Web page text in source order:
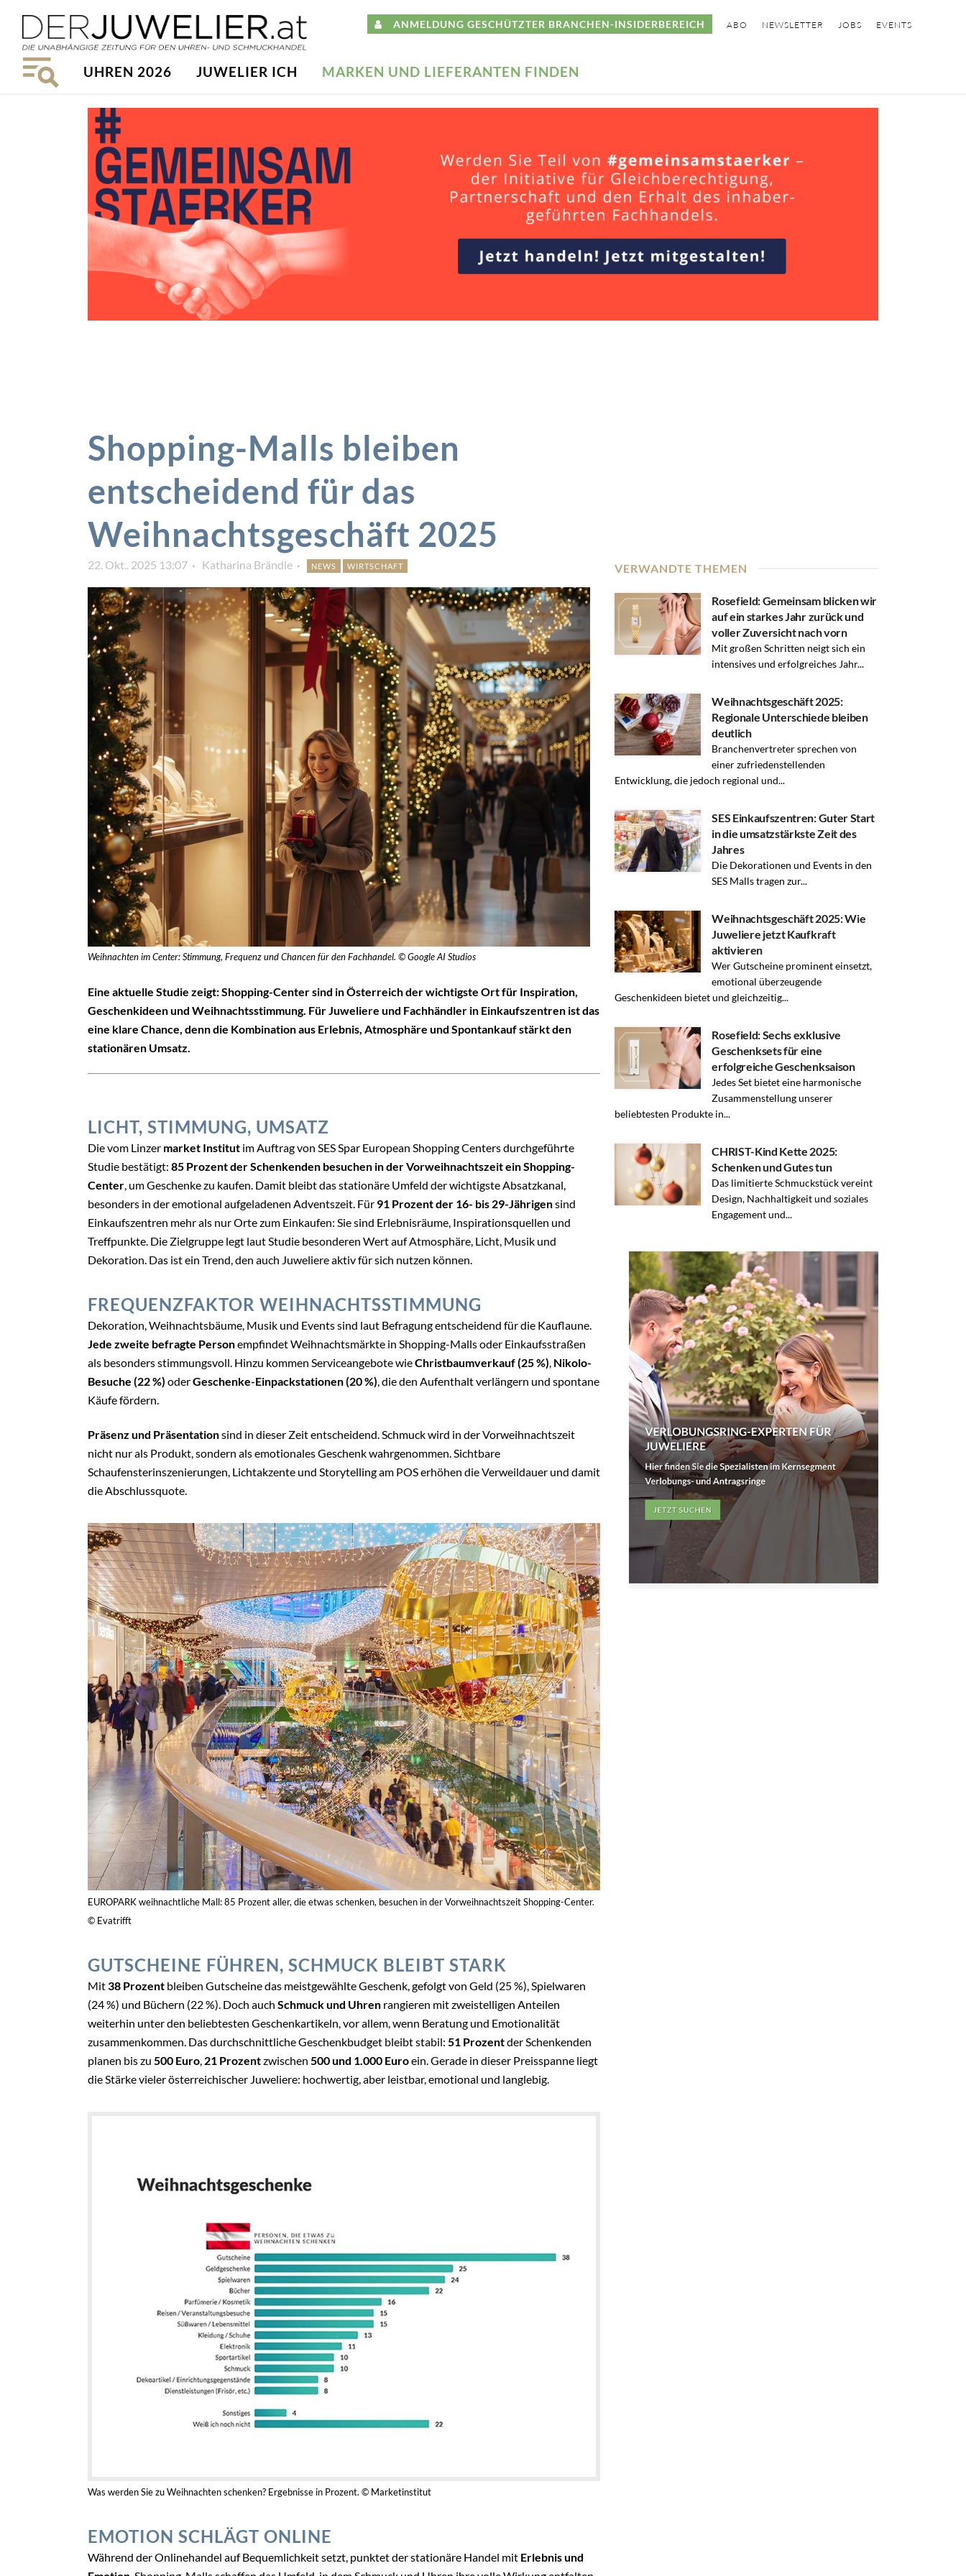
ANMELDUNG GESCHÜTZTER BRANCHEN-INSIDERBEREICH ABO NEWSLETTER JOBS EVENTS
UHREN 2026 JUWELIER ICH MARKEN UND LIEFERANTEN FINDEN
Shopping-Malls bleiben
entscheidend für das
Weihnachtsgeschäft 2025
22. Okt.. 2025 13:07 Katharina Brändle NEWS WIRTSCHAFT
Weihnachten im Center: Stimmung, Frequenz und Chancen für den Fachhandel. © Google AI Studios
Eine aktuelle Studie zeigt: Shopping-Center sind in Österreich der wichtigste Ort für Inspiration,
Geschenkideen und Weihnachtsstimmung. Für Juweliere und Fachhändler in Einkaufszentren ist das
eine klare Chance, denn die Kombination aus Erlebnis, Atmosphäre und Spontankauf stärkt den
stationären Umsatz.
LICHT, STIMMUNG, UMSATZ
Die vom Linzer market Institut im Auftrag von SES Spar European Shopping Centers durchgeführte
Studie bestätigt: 85 Prozent der Schenkenden besuchen in der Vorweihnachtszeit ein Shopping-
Center, um Geschenke zu kaufen. Damit bleibt das stationäre Umfeld der wichtigste Absatzkanal,
besonders in der emotional aufgeladenen Adventszeit. Für 91 Prozent der 16- bis 29-Jährigensind
Einkaufszentren mehr als nur Orte zum Einkaufen: Sie sind Erlebnisräume, Inspirationsquellen und
Treffpunkte. Die Zielgruppe legt laut Studie besonderen Wert auf Atmosphäre, Licht, Musik und
Dekoration. Das ist ein Trend, den auch Juweliere aktiv für sich nutzen können.
FREQUENZFAKTOR WEIHNACHTSSTIMMUNG
Dekoration, Weihnachtsbäume, Musik und Events sind laut Befragung entscheidend für die Kauflaune.
Jede zweite befragte Personempfindet Weihnachtsmärkte in Shopping-Malls oder Einkaufsstraßen
als besonders stimmungsvoll. Hinzu kommen Serviceangebote wieChristbaumverkauf (25 %), Nikolo-
Besuche (22 %) oderGeschenke-Einpackstationen (20 %), die den Aufenthalt verlängern und spontane
Käufe fördern.
Präsenz und Präsentationsind in dieser Zeit entscheidend. Schmuck wird in der Vorweihnachtszeit
nicht nur als Produkt, sondern als emotionales Geschenk wahrgenommen. Sichtbare
Schaufensterinszenierungen, Lichtakzente und Storytelling am POS erhöhen die Verweildauer und damit
die Abschlussquote.
EUROPARK weihnachtliche Mall: 85 Prozent aller, die etwas schenken, besuchen in der Vorweihnachtszeit Shopping-Center.
© Evatrifft
GUTSCHEINE FÜHREN, SCHMUCK BLEIBT STARK
Mit38 Prozent bleiben Gutscheine das meistgewählte Geschenk, gefolgt von Geld (25 %), Spielwaren
(24 %) und Büchern (22 %). Doch auch Schmuck und Uhren rangieren mit zweistelligen Anteilen
weiterhin unter den beliebtesten Geschenkartikeln, vor allem, wenn Beratung und Emotionalität
zusammenkommen. Das durchschnittliche Geschenkbudget bleibt stabil: 51 Prozentder Schenkenden
planen bis zu 500 Euro 21 Prozentzwischen 500 und 1.000 Euroein. Gerade in dieser Preisspanne liegt
die Stärke vieler österreichischer Juweliere: hochwertig, aber leistbar, emotional und langlebig.
Was werden Sie zu Weihnachten schenken? Ergebnisse in Prozent. © Marketinstitut
EMOTION SCHLÄGT ONLINE
Während der Onlinehandel auf Bequemlichkeit setzt, punktet der stationäre Handel mit Erlebnis und
VERWANDTE THEMEN
Rosefield: Gemeinsam blicken wir
auf ein starkes Jahr zurück und
voller Zuversicht nach vorn
Mit großen Schritten neigt sich ein
intensives und erfolgreiches Jahr...
Weihnachtsgeschäft 2025:
Regionale Unterschiede bleiben
deutlich
Branchenvertreter sprechen von
einer zufriedenstellenden
Entwicklung, die jedoch regional und...
SES Einkaufszentren: Guter Start
in die umsatzstärkste Zeit des
Jahres
Die Dekorationen und Events in den
SES Malls tragen zur...
Weihnachtsgeschäft 2025: Wie
Juweliere jetzt Kaufkraft
aktivieren
Wer Gutscheine prominent einsetzt,
emotional überzeugende
Geschenkideen bietet und gleichzeitig...
Rosefield: Sechs exklusive
Geschenksets für eine
erfolgreiche Geschenksaison
Jedes Set bietet eine harmonische
Zusammenstellung unserer
beliebtesten Produkte in...
CHRIST-Kind Kette 2025:
Schenken und Gutes tun
Das limitierte Schmuckstück vereint
Design, Nachhaltigkeit und soziales
Engagement und...